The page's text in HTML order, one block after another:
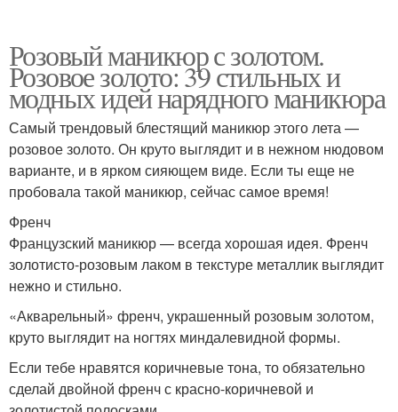
Розовый маникюр с золотом.
Розовое золото: 39 стильных и
модных идей нарядного маникюра
Самый трендовый блестящий маникюр этого лета —
розовое золото. Он круто выглядит и в нежном нюдовом
варианте, и в ярком сияющем виде. Если ты еще не
пробовала такой маникюр, сейчас самое время!
Френч
Французский маникюр — всегда хорошая идея. Френч
золотисто-розовым лаком в текстуре металлик выглядит
нежно и стильно.
«Акварельный» френч, украшенный розовым золотом,
круто выглядит на ногтях миндалевидной формы.
Если тебе нравятся коричневые тона, то обязательно
сделай двойной френч с красно-коричневой и